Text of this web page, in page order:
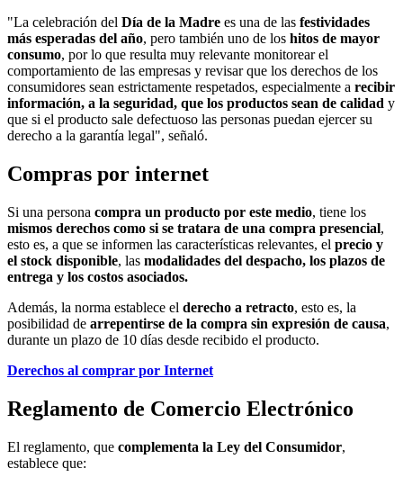
"La celebración del Día de la Madre es una de las festividades
más esperadas del año, pero también uno de los hitos de mayor
consumo, por lo que resulta muy relevante monitorear el
comportamiento de las empresas y revisar que los derechos de los
consumidores sean estrictamente respetados, especialmente a recibir
información, a la seguridad, que los productos sean de calidad y
que si el producto sale defectuoso las personas puedan ejercer su
derecho a la garantía legal", señaló.
Compras por internet
Si una persona compra un producto por este medio, tiene los
mismos derechos como si se tratara de una compra presencial,
esto es, a que se informen las características relevantes, el precio y
el stock disponible, las modalidades del despacho, los plazos de
entrega y los costos asociados.
Además, la norma establece el derecho a retracto, esto es, la
posibilidad de arrepentirse de la compra sin expresión de causa,
durante un plazo de 10 días desde recibido el producto.
Derechos al comprar por Internet
Reglamento de Comercio Electrónico
El reglamento, que complementa la Ley del Consumidor,
establece que: